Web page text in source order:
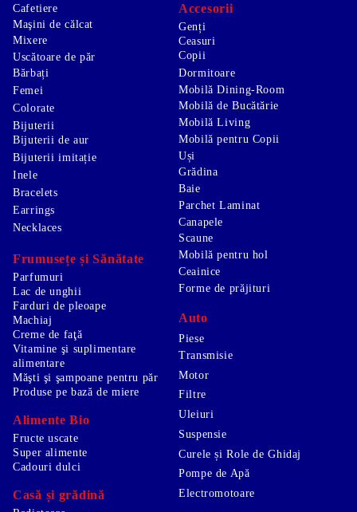
Cafetiere
Maşini de călcat
Mixere
Uscătoare de păr
Accesorii
Genți
Ceasuri
Copii
Bărbați
Femei
Colorate
Bijuterii
Bijuterii de aur
Bijuterii imitație
Inele
Bracelets
Earrings
Necklaces
Frumusețe și Sănătate
Parfumuri
Lac de unghii
Farduri de pleoape
Machiaj
Creme de faţă
Vitamine şi suplimentare
alimentare
Măşti şi şampoane pentru păr
Produse pe bază de miere
Alimente Bio
Fructe uscate
Super alimente
Cadouri dulci
Casă și grădină
Dormitoare
Mobilă Dining-Room
Mobilă de Bucătărie
Mobilă Living
Mobilă pentru Copii
Uși
Grădina
Baie
Parchet Laminat
Canapele
Scaune
Mobilă pentru hol
Ceainice
Forme de prăjituri
Auto
Piese
Transmisie
Motor
Filtre
Uleiuri
Suspensie
Curele și Role de Ghidaj
Pompe de Apă
Electromotoare